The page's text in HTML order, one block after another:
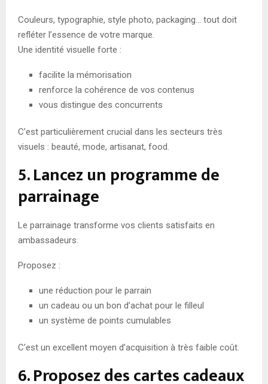
Couleurs, typographie, style photo, packaging… tout doit
refléter l’essence de votre marque.
Une identité visuelle forte :
facilite la mémorisation
renforce la cohérence de vos contenus
vous distingue des concurrents
C’est particulièrement crucial dans les secteurs très
visuels : beauté, mode, artisanat, food.
5. Lancez un programme de
parrainage
Le parrainage transforme vos clients satisfaits en
ambassadeurs.
Proposez :
une réduction pour le parrain
un cadeau ou un bon d’achat pour le filleul
un système de points cumulables
C’est un excellent moyen d’acquisition à très faible coût.
6. Proposez des cartes cadeaux